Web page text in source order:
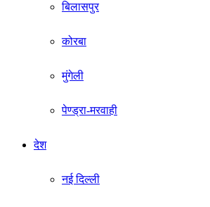
बिलासपुर
कोरबा
मुंगेली
पेण्ड्रा-मरवाही
देश
नई दिल्ली